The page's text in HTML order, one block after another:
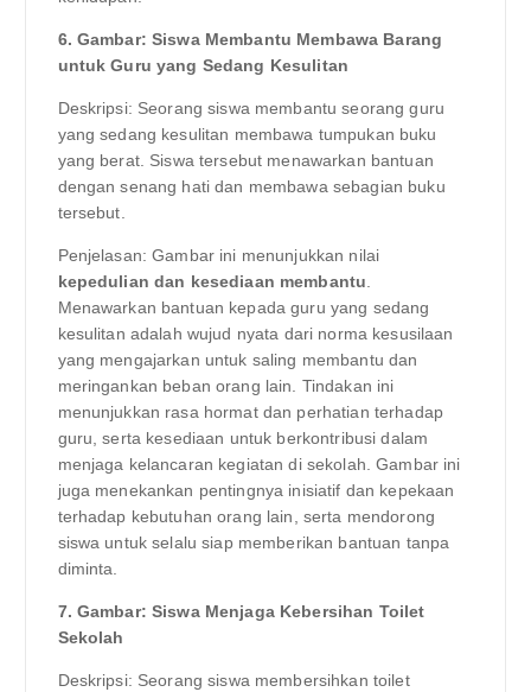
6. Gambar: Siswa Membantu Membawa Barang
untuk Guru yang Sedang Kesulitan
Deskripsi: Seorang siswa membantu seorang guru
yang sedang kesulitan membawa tumpukan buku
yang berat. Siswa tersebut menawarkan bantuan
dengan senang hati dan membawa sebagian buku
tersebut.
Penjelasan: Gambar ini menunjukkan nilai
kepedulian dan kesediaan membantu
Menawarkan bantuan kepada guru yang sedang
kesulitan adalah wujud nyata dari norma kesusilaan
yang mengajarkan untuk saling membantu dan
meringankan beban orang lain. Tindakan ini
menunjukkan rasa hormat dan perhatian terhadap
guru, serta kesediaan untuk berkontribusi dalam
menjaga kelancaran kegiatan di sekolah. Gambar ini
juga menekankan pentingnya inisiatif dan kepekaan
terhadap kebutuhan orang lain, serta mendorong
siswa untuk selalu siap memberikan bantuan tanpa
diminta.
7. Gambar: Siswa Menjaga Kebersihan Toilet
Sekolah
Deskripsi: Seorang siswa membersihkan toilet